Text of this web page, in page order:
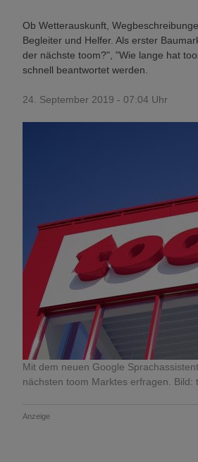
Ob Wetterauskunft,
Begleiter und Helfer. Als erster
der nächste toom?", "Wie lange hat
schnell beantwortet werden.
24. September 2019 - 07:04 Uhr
Mit dem neuen Google
nächsten toom Marktes erfragen. Bild:
Anzeige